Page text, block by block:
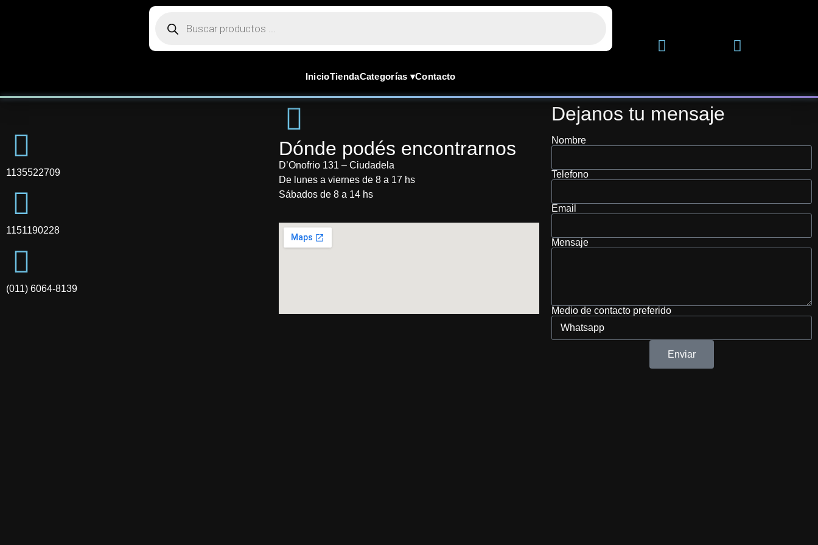
InicioTiendaCategorías ▾Contacto
1135522709
1151190228
(011) 6064-8139
Dónde podés encontrarnos
D’Onofrio 131 – Ciudadela
De lunes a viernes de 8 a 17 hs
Sábados de 8 a 14 hs
Dejanos tu mensaje
Nombre
Telefono
Email
Mensaje
Medio de contacto preferido
Enviar